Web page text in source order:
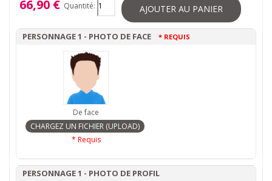
66,90 € Quantité: AJOUTER AU PANIER
PERSONNAGE 1 - PHOTO DE FACE * REQUIS
De face
* Requis
PERSONNAGE 1 - PHOTO DE PROFIL